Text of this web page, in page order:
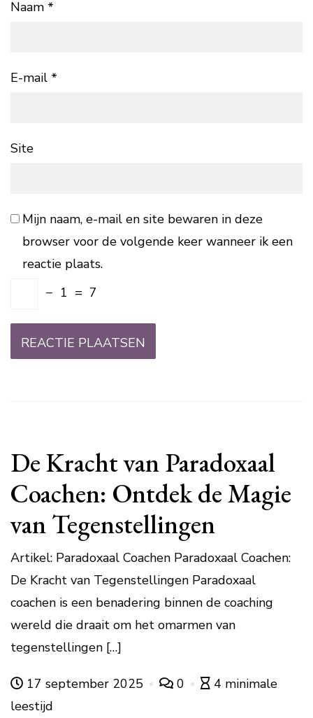
Naam *
E-mail *
Site
Mijn naam, e-mail en site bewaren in deze
browser voor de volgende keer wanneer ik een
reactie plaats.
− 1 = 7
De Kracht van Paradoxaal
Coachen: Ontdek de Magie
van Tegenstellingen
Artikel: Paradoxaal Coachen Paradoxaal Coachen:
De Kracht van Tegenstellingen Paradoxaal
coachen is een benadering binnen de coaching
wereld die draait om het omarmen van
tegenstellingen […]
17 september 2025 0
4 minimale
leestijd